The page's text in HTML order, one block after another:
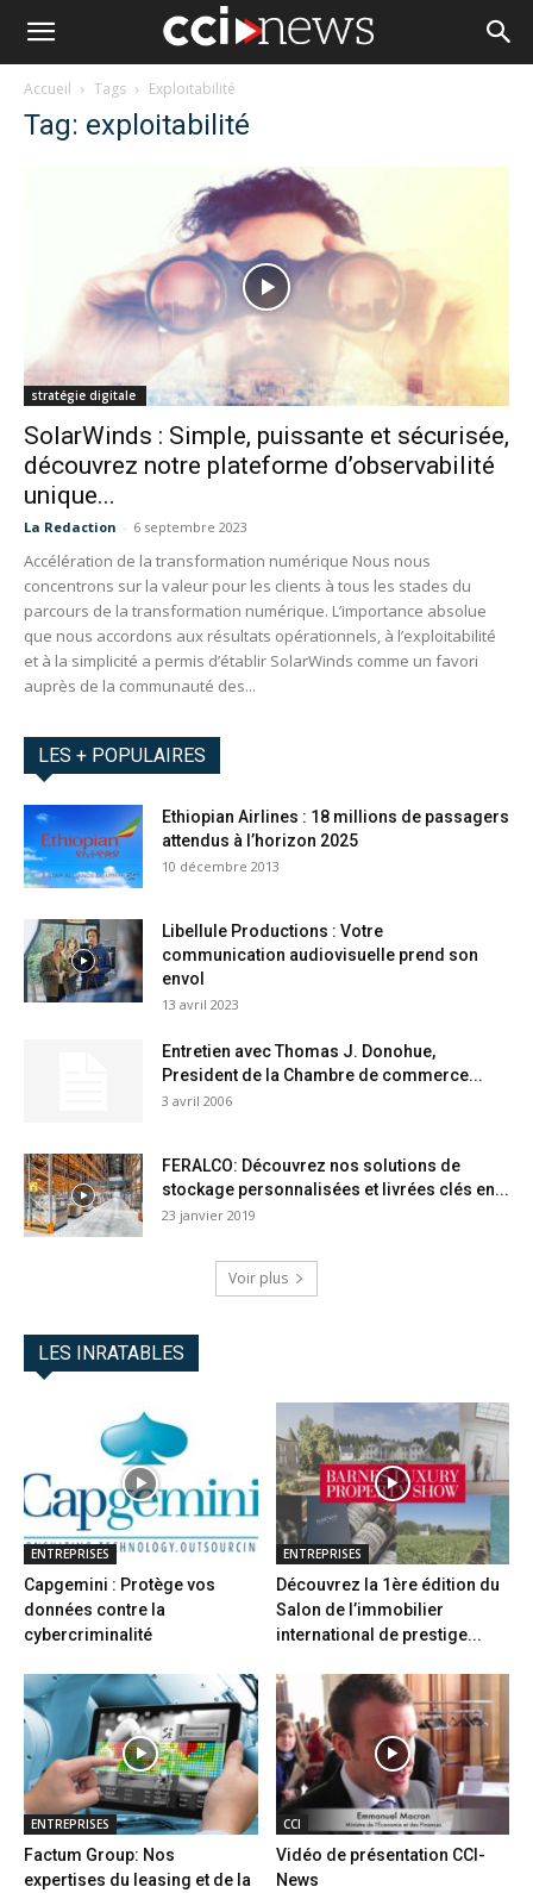
Accueil Tags Exploitabilité
Tag: exploitabilité
stratégie digitale
SolarWinds : Simple, puissante et sécurisée,
découvrez notre plateforme d’observabilité
unique...
La Redaction - 6 septembre 2023
Accélération de la transformation numérique Nous nous
concentrons sur la valeur pour les clients à tous les stades du
parcours de la transformation numérique. L’importance absolue
que nous accordons aux résultats opérationnels, à l’exploitabilité
et à la simplicité a permis d’établir SolarWinds comme un favori
auprès de la communauté des...
LES + POPULAIRES
Ethiopian Airlines : 18 millions de passagers
attendus à l’horizon 2025
10 décembre 2013
Libellule Productions : Votre
communication audiovisuelle prend son
envol
13 avril 2023
Entretien avec Thomas J. Donohue,
President de la Chambre de commerce...
3 avril 2006
FERALCO: Découvrez nos solutions de
stockage personnalisées et livrées clés en...
23 janvier 2019
Voir plus
LES INRATABLES
ENTREPRISES
Capgemini : Protège vos
données contre la
cybercriminalité
ENTREPRISES
Découvrez la 1ère édition du
Salon de l’immobilier
international de prestige...
ENTREPRISES
Factum Group: Nos
expertises du leasing et de la
CCI
Vidéo de présentation CCI-
News